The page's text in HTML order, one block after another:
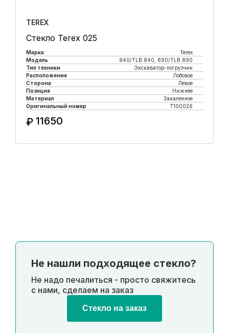
TEREX
Стекло Terex 025
Марка
Terex
Модель
840/TLB 840, 890/TLB 890
Тип техники
Экскаватор-погрузчик
Расположение
Лобовое
Сторона
Левое
Позиция
Нижнее
Материал
Закаленное
Оригинальный номер
T100026
₽ 11650
Не нашли подходящее стекло?
Не надо печалиться - просто свяжитесь
с нами, сделаем на заказ
Стекло на заказ